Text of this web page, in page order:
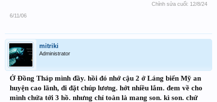
Chỉnh sửa cuối: 12/8/24
6/11/06
mitriki
Administrator
Ở Đồng Tháp mình đầy. hồi đó nhớ cậu 2 ở Láng biển Mỹ an
huyện cao lãnh, đi đặt chúp lương. hớt nhiều lắm. đem về cho
mình chứa tới 3 hồ. nhưng chỉ toàn là mang son. kì son. chứ